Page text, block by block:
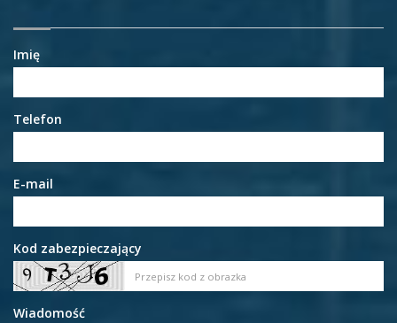
Imię
Telefon
E-mail
Kod zabezpieczający
Wiadomość